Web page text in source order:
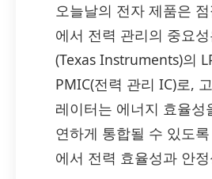
오늘날의 전자 제품은
에서 전력 관리의 중요
(Texas Instruments)의
PMIC(전력 관리 IC)로,
레이터는 에너지 효율
연하게 통합될 수 있도
에서 전력 효율성과 안